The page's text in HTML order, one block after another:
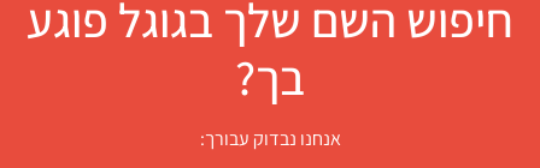
חיפוש השם שלך בגוגל פוגע
בך?
אנחנו נבדוק עבורך: